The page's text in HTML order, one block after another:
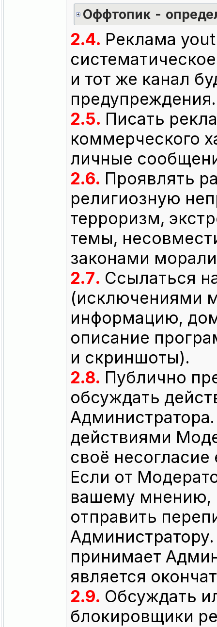
Оффтопик -
2.4. Реклама
и тот же канал
предупреждения.
2.5. Писать
коммерческого
личные
2.6. Проявлять
религиозную
терроризм,
темы,
законами
2.7. Ссылаться
(исключениями
информацию,
описание
и скриншоты).
2.8. Публично
обсуждать
действиями
своё
Если от
вашему мнению,
отправить
принимает
является
2.9. Обсуждать
блокировщики